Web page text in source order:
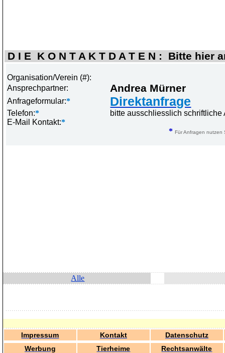
D I E K O N T A K T D A T E N : Bitte hier
Organisation/Verein (#):
Ansprechpartner:
Andrea Mürner
Anfrageformular:* Direktanfrage
Telefon:*
bitte ausschliesslich
E-Mail Kontakt:*
*Für Anfragen nutzen
Alle
Impressum Kontakt
Datenschutz
Werbung
Tierheime Rechtsanwälte